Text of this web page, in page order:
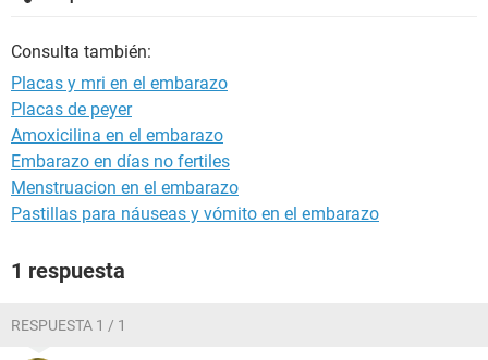
Consulta también:
Placas y mri en el embarazo
Placas de peyer
Amoxicilina en el embarazo
Embarazo en días no fertiles
Menstruacion en el embarazo
Pastillas para náuseas y vómito en el embarazo
1 respuesta
RESPUESTA 1 / 1